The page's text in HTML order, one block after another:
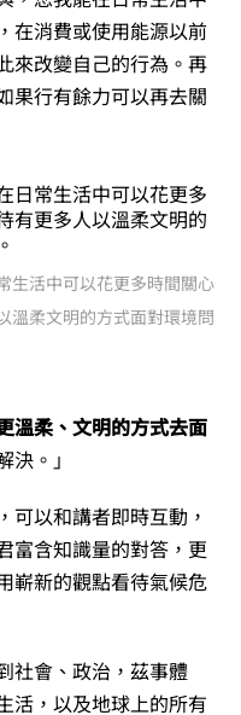
在消費或使用能源以前
來改變自己的行為。再
果行有餘力可以再去關
生活中可以花更多時間關心
溫柔文明的方式面對環境問
溫柔、文明的方式去面
。」
可以和講者即時互動，
富含知識量的對答，更
嶄新的觀點看待氣候危
社會、政治，茲事體
活，以及地球上的所有